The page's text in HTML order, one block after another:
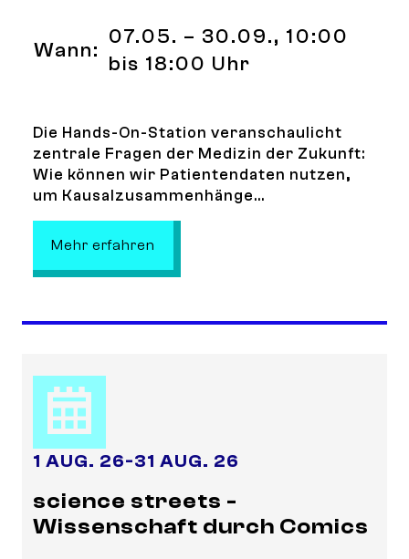
Wann:
07.05. – 30.09., 10:00
bis 18:00 Uhr
Die Hands-On-Station veranschaulicht
zentrale Fragen der Medizin der Zukunft:
Wie können wir Patientendaten nutzen,
um Kausalzusammenhänge...
Mehr erfahren
1 AUG. 26-31 AUG. 26
science streets -
Wissenschaft durch Comics